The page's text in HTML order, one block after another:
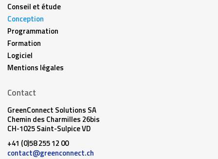
Conseil et étude
Conception
Programmation
Formation
Logiciel
Mentions légales
Contact
GreenConnect Solutions SA
Chemin des Charmilles 26bis
CH-1025 Saint-Sulpice VD
+41 (0)58 255 12 00
contact@greenconnect.ch